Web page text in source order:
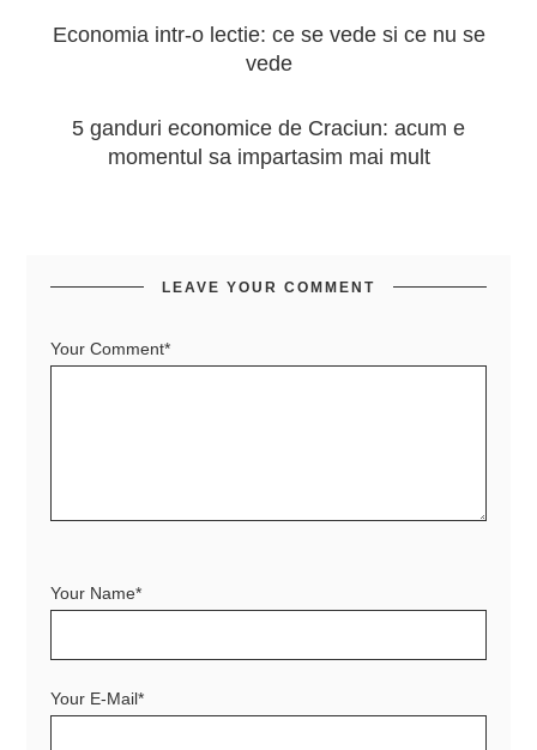
Economia intr-o lectie: ce se vede si ce nu se
vede
5 ganduri economice de Craciun: acum e
momentul sa impartasim mai mult
LEAVE YOUR COMMENT
Your Comment*
Your Name*
Your E-Mail*